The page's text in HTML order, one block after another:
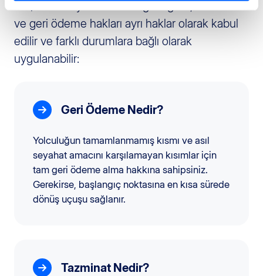
ve geri ödeme hakları ayrı haklar olarak kabul
edilir ve farklı durumlara bağlı olarak
uygulanabilir:
Geri Ödeme Nedir?
Yolculuğun tamamlanmamış kısmı ve asıl
seyahat amacını karşılamayan kısımlar için
tam geri ödeme alma hakkına sahipsiniz.
Gerekirse, başlangıç noktasına en kısa sürede
dönüş uçuşu sağlanır.
Tazminat Nedir?